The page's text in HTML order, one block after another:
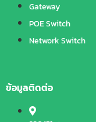
Gateway
POE Switch
Network Switch
ข้อมูลติดต่อ